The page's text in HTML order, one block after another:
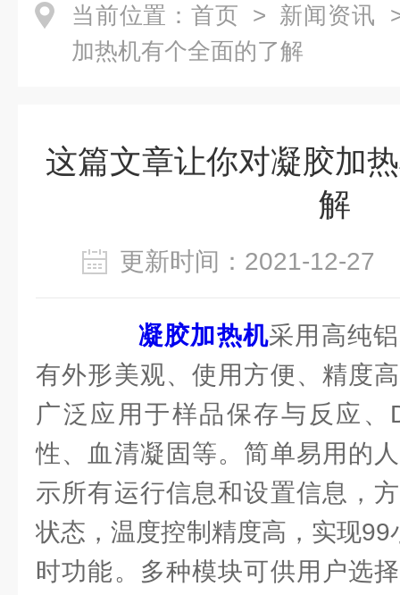
当前位置： 首页 > 新闻资讯
加热机有个全面的了解
这篇文章让你对凝胶加
解
更新时间：2021-12-
凝胶加热机采用高纯
有外形美观、使用方便、精度
广泛应用于样品保存与反应、
性、血清凝固等。简单易用的
示所有运行信息和设置信息，
状态，温度控制精度高，实现
时功能。多种模块可供用户选